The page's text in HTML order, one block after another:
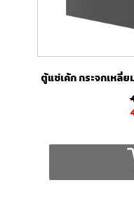
ตู้แช่เค้ก กระจกเหลี่ย